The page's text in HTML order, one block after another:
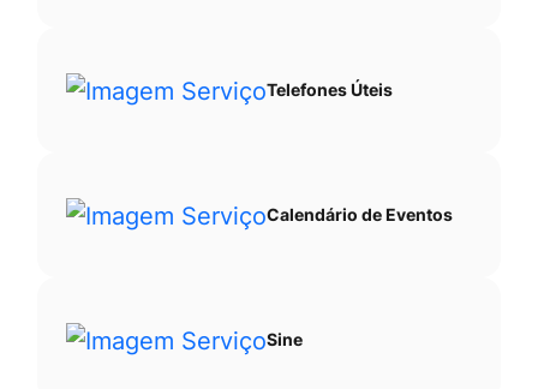
Telefones Úteis
Calendário de Eventos
Sine